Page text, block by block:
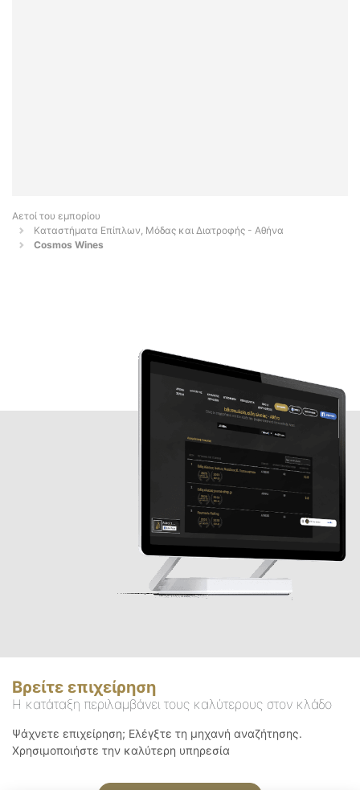
Αετοί του εμπορίου
Καταστήματα Επίπλων, Μόδας και Διατροφής - Αθήνα
Cosmos Wines
Βρείτε επιχείρηση
Η κατάταξη περιλαμβάνει τους καλύτερους στον κλάδο
Ψάχνετε επιχείρηση; Ελέγξτε τη μηχανή αναζήτησης.
Χρησιμοποιήστε την καλύτερη υπηρεσία